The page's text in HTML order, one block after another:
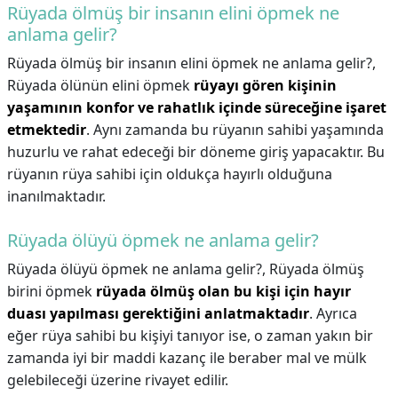
Rüyada ölmüş bir insanın elini öpmek ne
anlama gelir?
Rüyada ölmüş bir insanın elini öpmek ne anlama gelir?,
Rüyada ölünün elini öpmek rüyayı gören kişinin
yaşamının konfor ve rahatlık içinde süreceğine işaret
etmektedir. Aynı zamanda bu rüyanın sahibi yaşamında
huzurlu ve rahat edeceği bir döneme giriş yapacaktır. Bu
rüyanın rüya sahibi için oldukça hayırlı olduğuna
inanılmaktadır.
Rüyada ölüyü öpmek ne anlama gelir?
Rüyada ölüyü öpmek ne anlama gelir?, Rüyada ölmüş
birini öpmek rüyada ölmüş olan bu kişi için hayır
duası yapılması gerektiğini anlatmaktadır. Ayrıca
eğer rüya sahibi bu kişiyi tanıyor ise, o zaman yakın bir
zamanda iyi bir maddi kazanç ile beraber mal ve mülk
gelebileceği üzerine rivayet edilir.